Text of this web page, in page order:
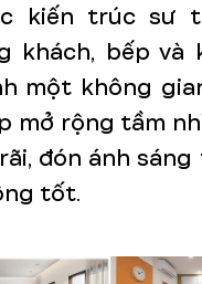
kiến trúc sư
khách, bếp và
một không
mở rộng tầm
đón ánh sáng
tốt.